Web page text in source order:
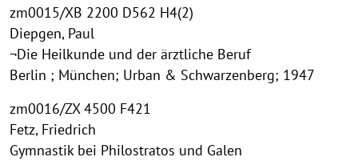
zm0015/XB 2200 D562 H4(2)
Diepgen, Paul
¬Die Heilkunde und der ärztliche Beruf
Berlin ; München; Urban & Schwarzenberg; 1947
zm0016/ZX 4500 F421
Fetz, Friedrich
Gymnastik bei Philostratos und Galen